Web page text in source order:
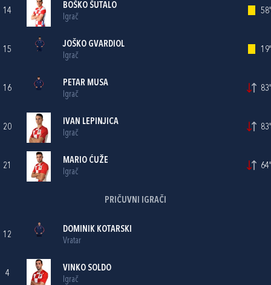
14
BOŠKO ŠUTALO
Igrač
58'
15
JOŠKO GVARDIOL
Igrač
19'
16
PETAR MUSA
Igrač
83'
20
IVAN LEPINJICA
Igrač
83'
21
MARIO ĆUŽE
Igrač
64'
PRIČUVNI IGRAČI
12
DOMINIK KOTARSKI
Vratar
4
VINKO SOLDO
Igrač